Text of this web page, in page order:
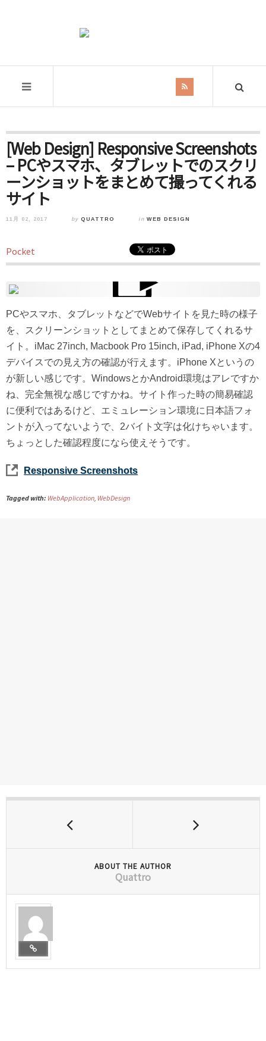
[Web Design] Responsive Screenshots
– PCやスマホ、タブレットでのスクリ
ーンショットをまとめて撮ってくれる
サイト
11月 02, 2017 by QUATTRO in WEB DESIGN
Pocket
PCやスマホ、タブレットなどでWebサイトを見た時の様子
を、スクリーンショットとしてまとめて保存してくれるサ
イト。iMac 27inch, Macbook Pro 15inch, iPad, iPhone Xの4
デバイスでの見え方の確認が行えます。iPhone Xというの
が新しい感じです。WindowsとかAndroid環境はアレですか
ね、完全無視な感じですかね。サイト作った時の簡易確認
に便利ではあるけど、エミュレーション環境に日本語フォ
ントが入ってないようで、2バイト文字は化けちゃいます。
ちょっとした確認程度になら使えそうです。
Responsive Screenshots
Tagged with: WebApplication, WebDesign
ABOUT THE AUTHOR
Quattro